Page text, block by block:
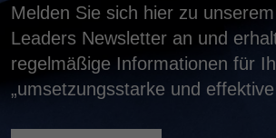
Melden Sie sich hier zu
Leaders Newsletter an und
regelmäßige Informationen für
„umsetzungsstarke und